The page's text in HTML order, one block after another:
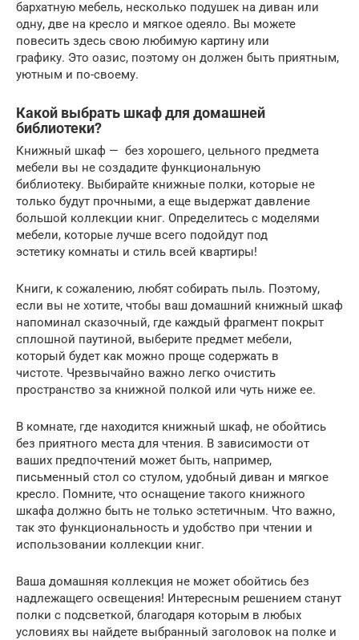
бархатную мебель, несколько подушек на диван или
одну, две на кресло и мягкое одеяло. Вы можете
повесить здесь свою любимую картину или
графику. Это оазис, поэтому он должен быть приятным,
уютным и по-своему.
Какой выбрать шкаф для домашней
библиотеки?
Книжный шкаф — без хорошего, цельного предмета
мебели вы не создадите функциональную
библиотеку. Выбирайте книжные полки, которые не
только будут прочными, а еще выдержат давление
большой коллекции книг. Определитесь с моделями
мебели, которые лучше всего подойдут под
эстетику комнаты и стиль всей квартиры!
Книги, к сожалению, любят собирать пыль. Поэтому,
если вы не хотите, чтобы ваш домашний книжный шкаф
напоминал сказочный, где каждый фрагмент покрыт
сплошной паутиной, выберите предмет мебели,
который будет как можно проще содержать в
чистоте. Чрезвычайно важно легко очистить
пространство за книжной полкой или чуть ниже ее.
В комнате, где находится книжный шкаф, не обойтись
без приятного места для чтения. В зависимости от
ваших предпочтений может быть, например,
письменный стол со стулом, удобный диван и мягкое
кресло. Помните, что оснащение такого книжного
шкафа должно быть не только эстетичным. Что важно,
так это функциональность и удобство при чтении и
использовании коллекции книг.
Ваша домашняя коллекция не может обойтись без
надлежащего освещения! Интересным решением станут
полки с подсветкой, благодаря которым в любых
условиях вы найдете выбранный заголовок на полке и